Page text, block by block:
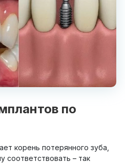
по
корень потерянного зуба,
соответствовать – так